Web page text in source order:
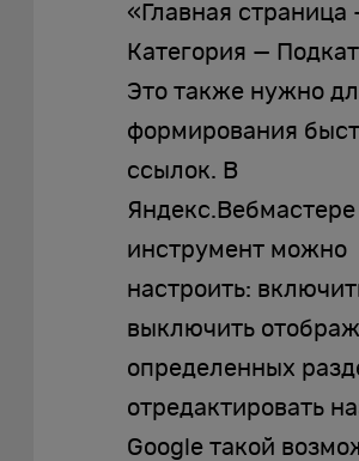
«Главная страница
Категория —
Это также нужно
формирования
ссылок. В
Яндекс.Вебмастере
инструмент можно
настроить:
выключить
определенных
отредактировать
Google такой